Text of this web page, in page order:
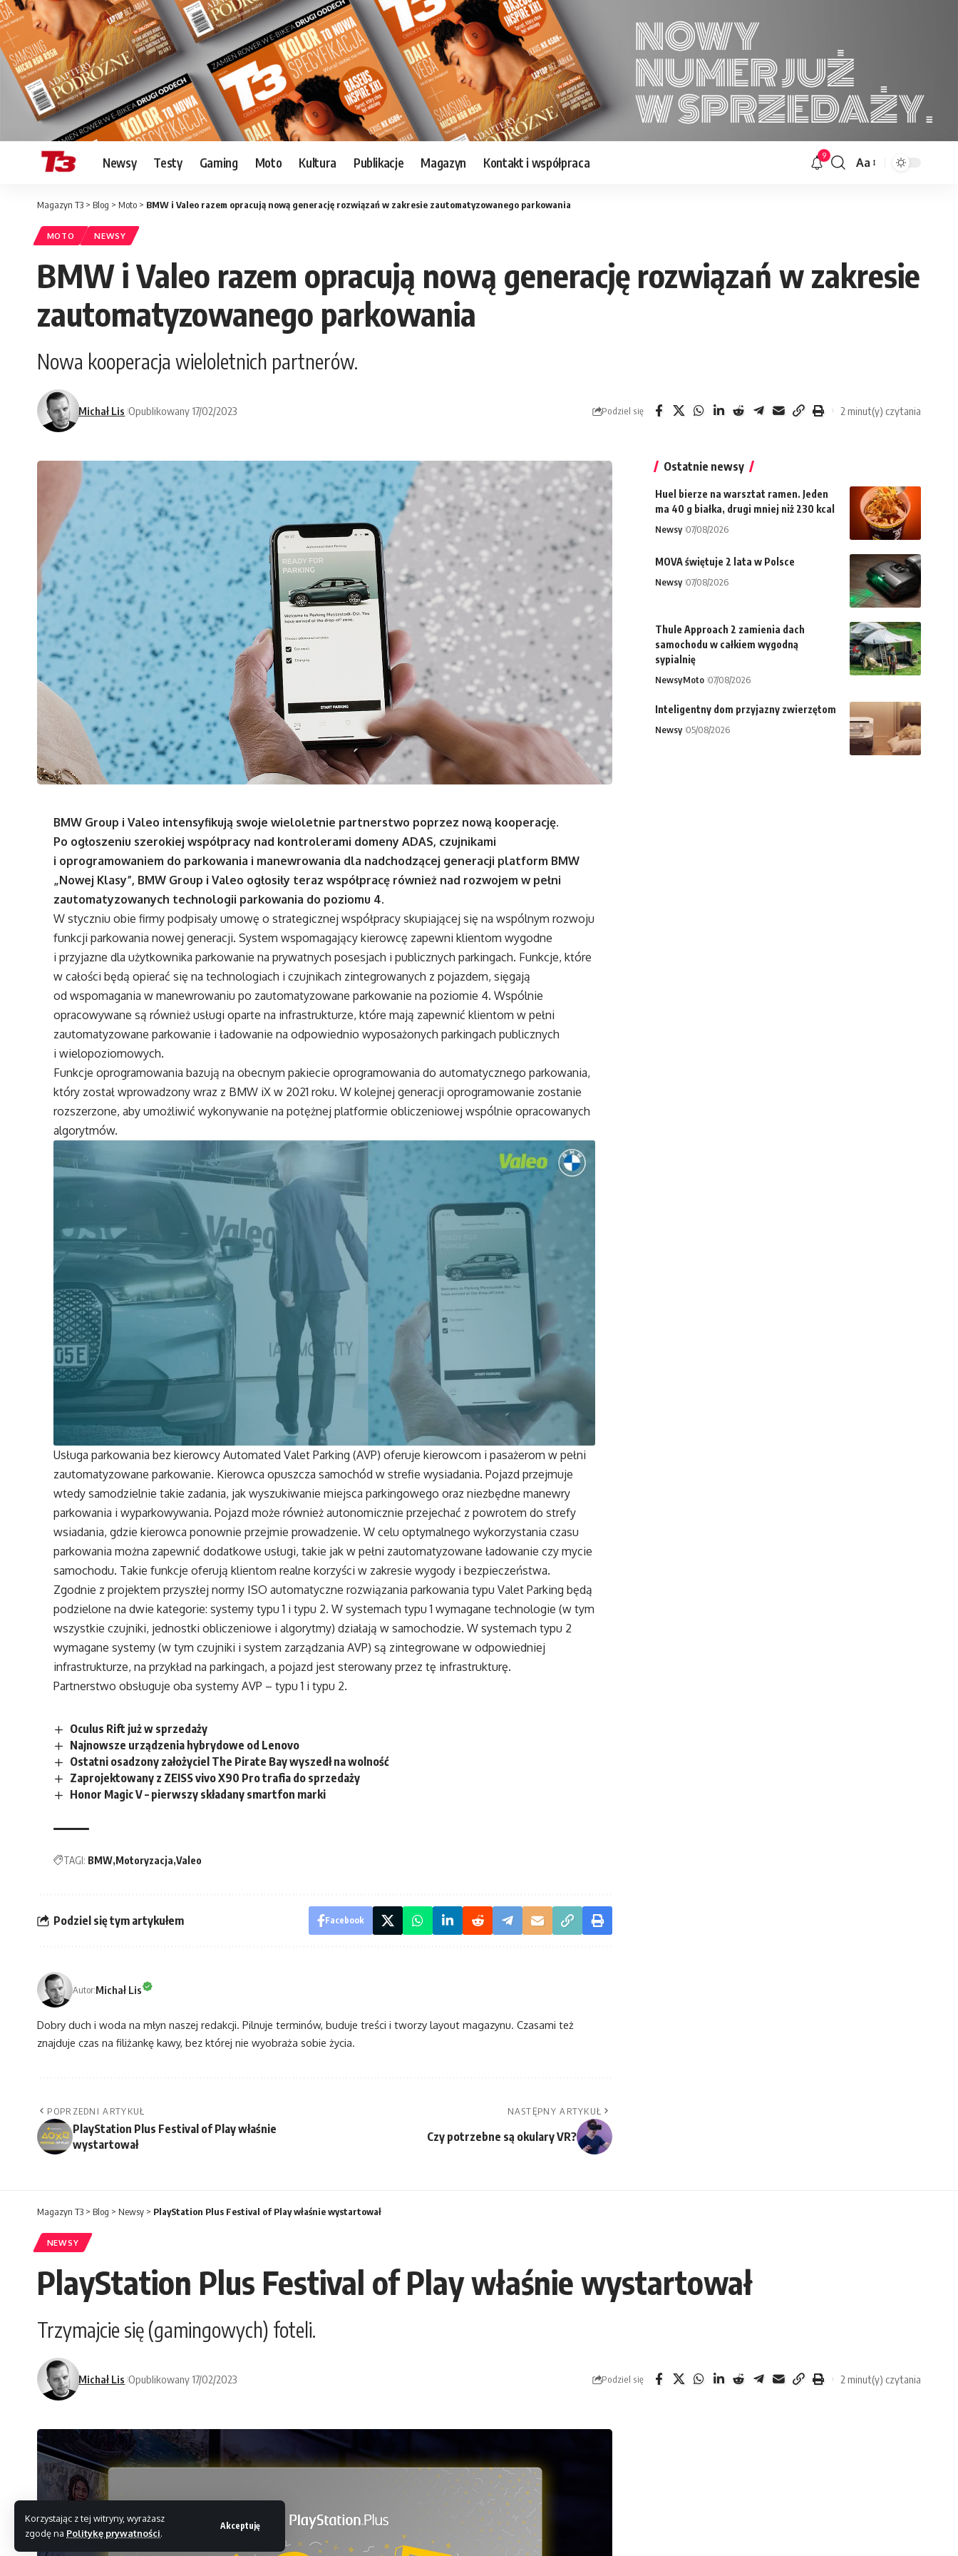
Korzystając z tej witryny, wyrażasz
zgodę na Politykę prywatności.
Akceptuję
Newsy Testy Gaming Moto Kultura Publikacje Magazyn Kontakt i współpraca 9
Font
Aa
Magazyn T3 > Blog > Moto > BMW i Valeo razem opracują nową generację rozwiązań w zakresie zautomatyzowanego parkowania
MOTO NEWSY
BMW i Valeo razem opracują nową generację rozwiązań w zakresie
zautomatyzowanego parkowania
Nowa kooperacja wieloletnich partnerów.
Michał Lis Opublikowany 17/02/2023 Podziel się 2 minut(y) czytania
BMW Group i Valeo intensyfikują swoje wieloletnie partnerstwo poprzez nową kooperację.
Po ogłoszeniu szerokiej współpracy nad kontrolerami domeny ADAS, czujnikami
i oprogramowaniem do parkowania i manewrowania dla nadchodzącej generacji platform BMW
„Nowej Klasy”, BMW Group i Valeo ogłosiły teraz współpracę również nad rozwojem w pełni
zautomatyzowanych technologii parkowania do poziomu 4.
W styczniu obie firmy podpisały umowę o strategicznej współpracy skupiającej się na wspólnym rozwoju
funkcji parkowania nowej generacji. System wspomagający kierowcę zapewni klientom wygodne
i przyjazne dla użytkownika parkowanie na prywatnych posesjach i publicznych parkingach. Funkcje, które
w całości będą opierać się na technologiach i czujnikach zintegrowanych z pojazdem, sięgają
od wspomagania w manewrowaniu po zautomatyzowane parkowanie na poziomie 4. Wspólnie
opracowywane są również usługi oparte na infrastrukturze, które mają zapewnić klientom w pełni
zautomatyzowane parkowanie i ładowanie na odpowiednio wyposażonych parkingach publicznych
i wielopoziomowych.
Funkcje oprogramowania bazują na obecnym pakiecie oprogramowania do automatycznego parkowania,
który został wprowadzony wraz z BMW iX w 2021 roku. W kolejnej generacji oprogramowanie zostanie
rozszerzone, aby umożliwić wykonywanie na potężnej platformie obliczeniowej wspólnie opracowanych
algorytmów.
Usługa parkowania bez kierowcy Automated Valet Parking (AVP) oferuje kierowcom i pasażerom w pełni
zautomatyzowane parkowanie. Kierowca opuszcza samochód w strefie wysiadania. Pojazd przejmuje
wtedy samodzielnie takie zadania, jak wyszukiwanie miejsca parkingowego oraz niezbędne manewry
parkowania i wyparkowywania. Pojazd może również autonomicznie przejechać z powrotem do strefy
wsiadania, gdzie kierowca ponownie przejmie prowadzenie. W celu optymalnego wykorzystania czasu
parkowania można zapewnić dodatkowe usługi, takie jak w pełni zautomatyzowane ładowanie czy mycie
samochodu. Takie funkcje oferują klientom realne korzyści w zakresie wygody i bezpieczeństwa.
Zgodnie z projektem przyszłej normy ISO automatyczne rozwiązania parkowania typu Valet Parking będą
podzielone na dwie kategorie: systemy typu 1 i typu 2. W systemach typu 1 wymagane technologie (w tym
wszystkie czujniki, jednostki obliczeniowe i algorytmy) działają w samochodzie. W systemach typu 2
wymagane systemy (w tym czujniki i system zarządzania AVP) są zintegrowane w odpowiedniej
infrastrukturze, na przykład na parkingach, a pojazd jest sterowany przez tę infrastrukturę.
Partnerstwo obsługuje oba systemy AVP – typu 1 i typu 2.
Oculus Rift już w sprzedaży
Najnowsze urządzenia hybrydowe od Lenovo
Ostatni osadzony założyciel The Pirate Bay wyszedł na wolność
Zaprojektowany z ZEISS vivo X90 Pro trafia do sprzedaży
Honor Magic V – pierwszy składany smartfon marki
TAGI: BMW Motoryzacja Valeo
Podziel się tym artykułem Facebook
Autor:Michał Lis
Dobry duch i woda na młyn naszej redakcji. Pilnuje terminów, buduje treści i tworzy layout magazynu. Czasami też
znajduje czas na filiżankę kawy, bez której nie wyobraża sobie życia.
POPRZEDNI ARTYKUŁ
PlayStation Plus Festival of Play właśnie
wystartował
NASTĘPNY ARTYKUŁ
Czy potrzebne są okulary VR?
Ostatnie newsy
Huel bierze na warsztat ramen. Jeden
ma 40 g białka, drugi mniej niż 230 kcal
Newsy 07/08/2026
MOVA świętuje 2 lata w Polsce
Newsy 07/08/2026
Thule Approach 2 zamienia dach
samochodu w całkiem wygodną
sypialnię
NewsyMoto 07/08/2026
Inteligentny dom przyjazny zwierzętom
Newsy 05/08/2026
Magazyn T3 > Blog > Newsy > PlayStation Plus Festival of Play właśnie wystartował
NEWSY
PlayStation Plus Festival of Play właśnie wystartował
Trzymajcie się (gamingowych) foteli.
Michał Lis Opublikowany 17/02/2023 Podziel się 2 minut(y) czytania